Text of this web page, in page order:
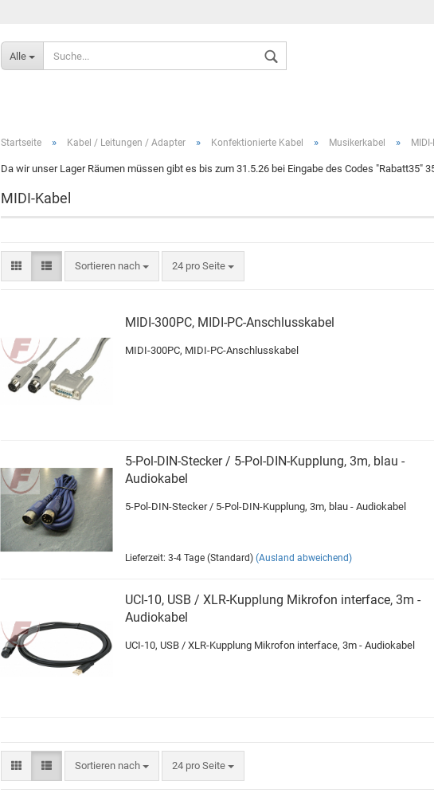
Alle
Startseite » Kabel / Leitungen / Adapter » Konfektionierte Kabel » Musikerkabel »
Da wir unser Lager Räumen müssen gibt es bis zum 31.5.26 bei Eingabe des Codes "Rabatt35"
MIDI-Kabel
Sortieren nach 24 pro Seite
MIDI-300PC, MIDI-PC-Anschlusskabel
MIDI-300PC, MIDI-PC-Anschlusskabel
5-Pol-DIN-Stecker / 5-Pol-DIN-Kupplung, 3m, blau -
Audiokabel
5-Pol-DIN-Stecker / 5-Pol-DIN-Kupplung, 3m, blau - Audiokabel
Lieferzeit: 3-4 Tage (Standard) (Ausland abweichend)
UCI-10, USB / XLR-Kupplung Mikrofon interface, 3m -
Audiokabel
UCI-10, USB / XLR-Kupplung Mikrofon interface, 3m - Audiokabel
Sortieren nach 24 pro Seite